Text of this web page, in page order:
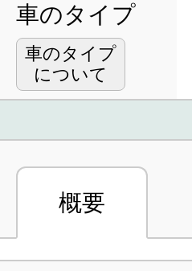
車のタイプ
車のタイプ
について
概要